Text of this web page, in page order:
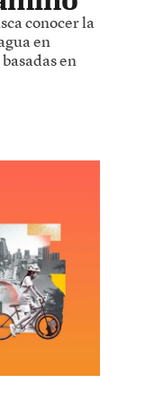
conocer la
en
en